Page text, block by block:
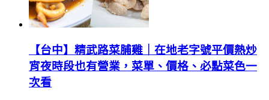
【台中】精武路菜脯雞｜在地老字號平價熱炒
宵夜時段也有營業，菜單、價格、必點菜色一
次看